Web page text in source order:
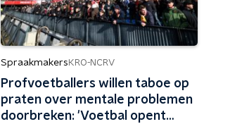
Spraakmakers KRO-NCRV
Profvoetballers willen taboe op
praten over mentale problemen
doorbreken: 'Voetbal opent